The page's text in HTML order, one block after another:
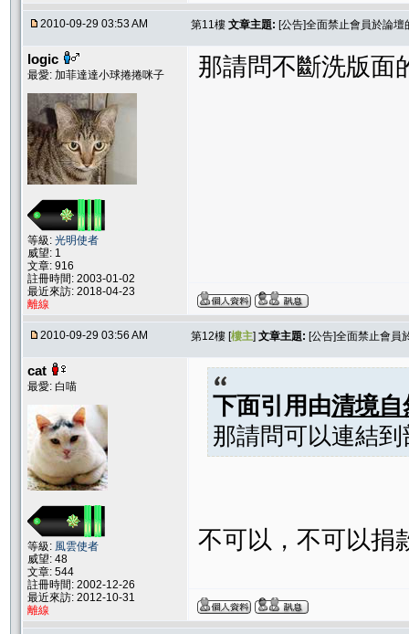
2010-09-29 03:53 AM 第11樓 文章主題: [公告]全面禁止會員於論
logic
最愛: 加菲達達小球捲捲咪子
等級: 光明使者
威望: 1
文章: 916
註冊時間: 2003-01-02
最近來訪: 2018-04-23
離線
那請問不斷洗版面
2010-09-29 03:56 AM 第12樓 [樓主] 文章主題: [公告]全面禁止會員
cat
最愛: 白喵
等級: 風雲使者
威望: 48
文章: 544
註冊時間: 2002-12-26
最近來訪: 2012-10-31
離線
下面引用由清境自
那請問可以連結
不可以，不可以捐